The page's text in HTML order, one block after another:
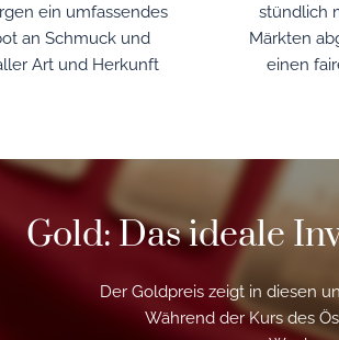
ein umfassendes
an Schmuck und
Art und Herkunft
stündlich
Märkten
einen
Gold: Das ideale
Der Goldpreis zeigt in diesen
Während der Kurs des